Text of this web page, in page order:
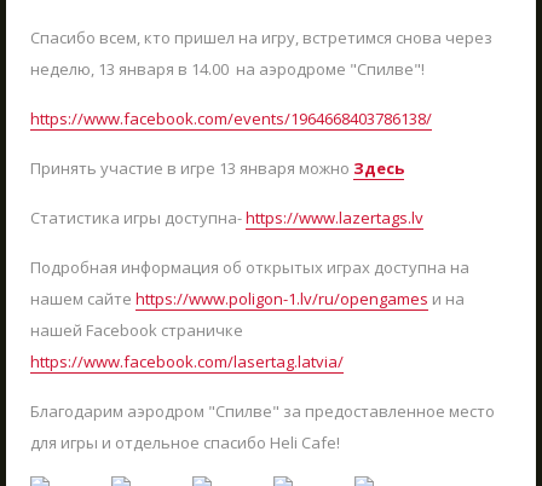
Спасибо всем, кто пришел на игру, встретимся снова через
неделю, 13 января в 14.00 на аэродроме "Спилве"!
https://www.facebook.com/events/1964668403786138/
Принять участие в игре 13 января можно Здесь
Статистика игры доступна-https://www.lazertags.lv
Подробная информация об открытых играх доступна на
нашем сайте https://www.poligon-1.lv/ru/opengames и на
нашей Facebook страничке
https://www.facebook.com/lasertag.latvia/
Благодарим аэродром "Спилве" за предоставленное место
для игры и отдельное спасибо Heli Cafе!
возможностью посетить Полигон №1 -
Тактический лазертаг!
ЧИТАТЬ
Узнавай, чем живёт
Полигон